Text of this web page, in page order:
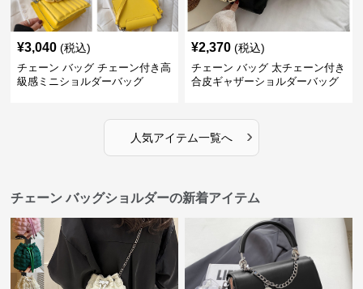
¥3,040 (税込)
チェーン バッグ チェーン付き高
級感ミニショルダーバッグ
¥2,370 (税込)
チェーン バッグ 太チェーン付き
合皮ギャザーショルダーバッグ
人気アイテム一覧へ ›
チェーン バッグショルダーの新着アイテム